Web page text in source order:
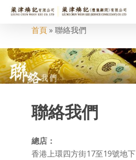
首頁» 聯絡我們
聯絡我們
總店：
香港上環四方街17至19號地下